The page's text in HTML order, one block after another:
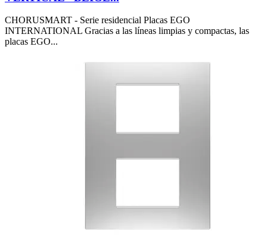
CHORUSMART - Serie residencial Placas EGO
INTERNATIONAL Gracias a las líneas limpias y compactas, las
placas EGO...